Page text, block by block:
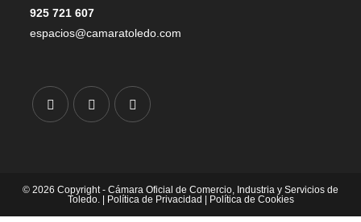
925 721 607
espacios@camaratoledo.com
© 2026 Copyright - Cámara Oficial de Comercio, Industria y Servicios de
Toledo. | Política de Privacidad | Política de Cookies